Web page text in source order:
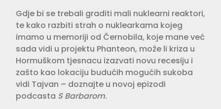
Gdje bi se trebali graditi mali nuklearni reaktori,
te kako razbiti strah o nuklearkama kojeg
imamo u memoriji od Černobila, koje mane već
sada vidi u projektu Phanteon, može li kriza u
Hormuškom tjesnacu izazvati novu recesiju i
zašto kao lokaciju budućih mogućih sukoba
vidi Tajvan – doznajte u novoj epizodi
podcasta S Barbarom.